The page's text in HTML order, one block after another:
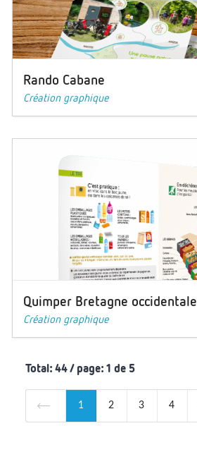
Rando Cabane
Création graphique
Quimper Bretagne occidentale
Création graphique
Total: 44 / page: 1 de 5
1 2 3 4